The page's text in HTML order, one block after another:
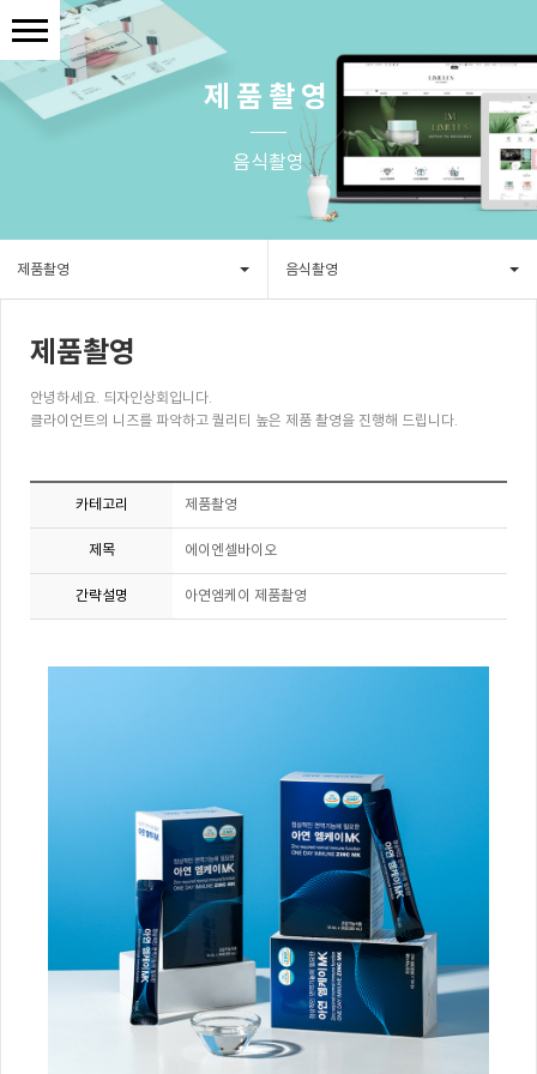
제품촬영
음식촬영
제품촬영 음식촬영
제품촬영
안녕하세요. 듸자인상회입니다.
클라이언트의 니즈를 파악하고 퀄리티 높은 제품 촬영을 진행해 드립니다.
카테고리 제품촬영
제목 에이엔셀바이오
간략설명 아연엠케이 제품촬영